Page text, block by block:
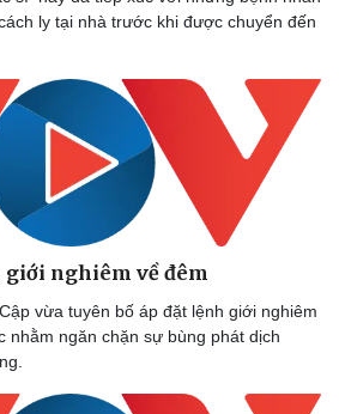
ly tại nhà trước khi được chuyển đến
giới nghiêm về đêm
vừa tuyên bố áp đặt lệnh giới nghiêm
nhằm ngăn chặn sự bùng phát dịch